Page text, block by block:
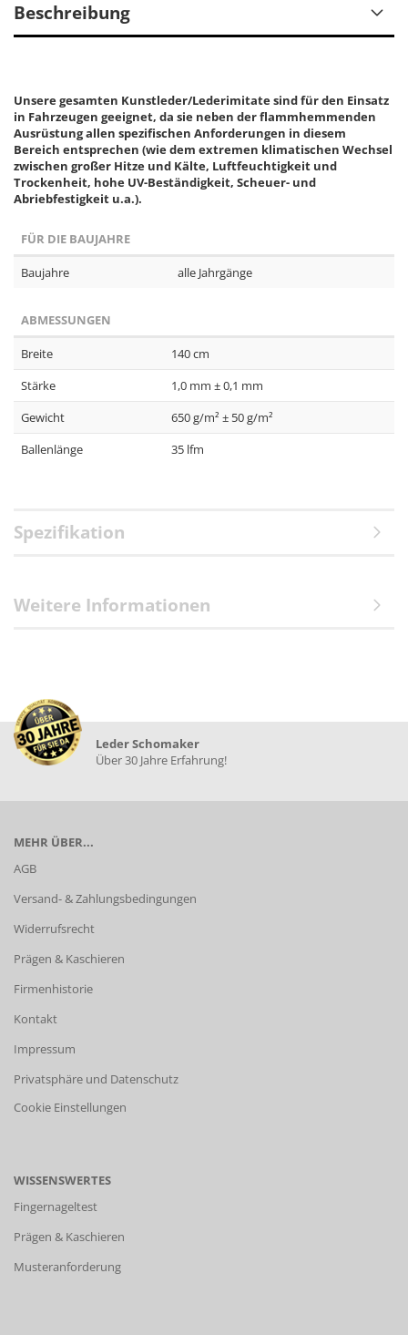
Beschreibung
Unsere gesamten Kunstleder/Lederimitate sind für den Einsatz
in Fahrzeugen geeignet, da sie neben der flammhemmenden
Ausrüstung allen spezifischen Anforderungen in diesem
Bereich entsprechen (wie dem extremen klimatischen Wechsel
zwischen großer Hitze und Kälte, Luftfeuchtigkeit und
Trockenheit, hohe UV-Beständigkeit, Scheuer- und
Abriebfestigkeit u.a.).
FÜR DIE BAUJAHRE
Baujahre alle Jahrgänge
ABMESSUNGEN
Breite
140 cm
Stärke
1,0 mm ± 0,1 mm
Gewicht
650 g/m² ± 50 g/m²
Ballenlänge
35 lfm
Spezifikation
Weitere Informationen
Leder Schomaker
Über 30 Jahre Erfahrung!
MEHR ÜBER...
AGB
Versand- & Zahlungsbedingungen
Widerrufsrecht
Prägen & Kaschieren
Firmenhistorie
Kontakt
Impressum
Privatsphäre und Datenschutz
Cookie Einstellungen
WISSENSWERTES
Fingernageltest
Prägen & Kaschieren
Musteranforderung